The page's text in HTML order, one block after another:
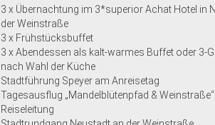
3 x Übernachtung im 3*superior Achat Hotel in
der Weinstraße
3 x Frühstücksbuffet
3 x Abendessen als kalt-warmes Buffet oder 3-
nach Wahl der Küche
Stadtführung Speyer am Anreisetag
Tagesausflug „Mandelblütenpfad & Weinstraße“
Reiseleitung